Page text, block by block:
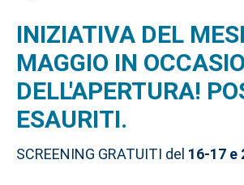
INIZIATIVA DEL
MAGGIO IN
DELL'APERTURA!
ESAURITI.
SCREENING GRATUITI del 16-17 e